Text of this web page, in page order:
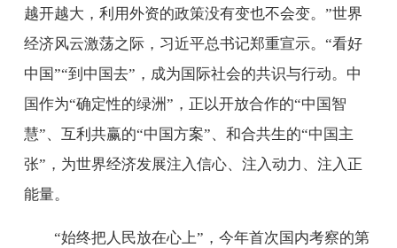
越开越大，利用外资的政策没有变也不会变。”世界
经济风云激荡之际，习近平总书记郑重宣示。“看好
中国”“到中国去”，成为国际社会的共识与行动。中
国作为“确定性的绿洲”，正以开放合作的“中国智
慧”、互利共赢的“中国方案”、和合共生的“中国主
张”，为世界经济发展注入信心、注入动力、注入正
能量。
“始终把人民放在心上”，今年首次国内考察的第